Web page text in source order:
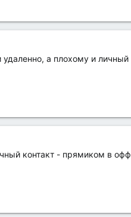
а плохому и
контакт - прямиком в